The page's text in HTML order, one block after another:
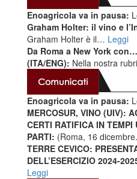
Enoagricola va in pausa:
Graham Holter: il vino e
Graham Holter è il… Leggi
Da Roma a New York
(ITA/ENG): Nella nostra
Enoagricola va in pausa:
MERCOSUR, VINO (UIV):
CERTI RATIFICA IN
PARTI: (Roma, 16
TERRE CEVICO:
DELL’ESERCIZIO 2024-
Leggi